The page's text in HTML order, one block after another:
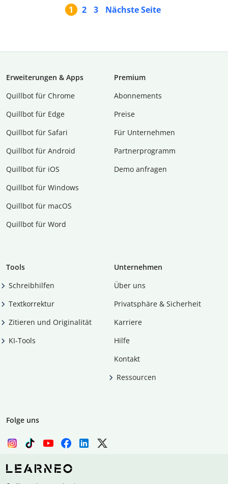
1 2 3 Nächste Seite
Erweiterungen & Apps
Quillbot für Chrome
Quillbot für Edge
Quillbot für Safari
Quillbot für Android
Quillbot für iOS
Quillbot für Windows
Quillbot für macOS
Quillbot für Word
Premium
Abon­ne­ments
Preise
Für Unternehmen
Partnerprogramm
Demo anfragen
Tools
Schreibhilfen
Textkorrektur
Zitieren und Originalität
KI-Tools
Unternehmen
Über uns
Privatsphäre & Sicherheit
Karriere
Hilfe
Kontakt
Ressourcen
Folge uns